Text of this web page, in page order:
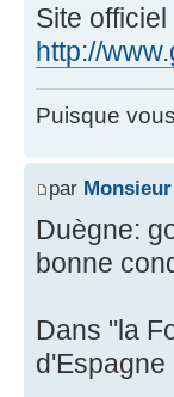
Site officiel
http://
Puisque
par
Duègne:
bonne
Dans "la
d'Espagne